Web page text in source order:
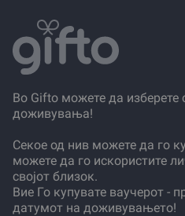
Во Gifto можете да изберете
доживувања!
Секое од нив можете да го
можете да го искористите
својот близок.
Вие Го купувате ваучерот -
датумот на доживувањето!